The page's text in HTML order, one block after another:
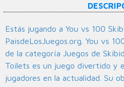
Estás jugando a You vs 100
PaisdeLosJuegos.org. You vs
de la categoría Juegos de
Toilets es un juego divertido y
jugadores en la actualidad. Su